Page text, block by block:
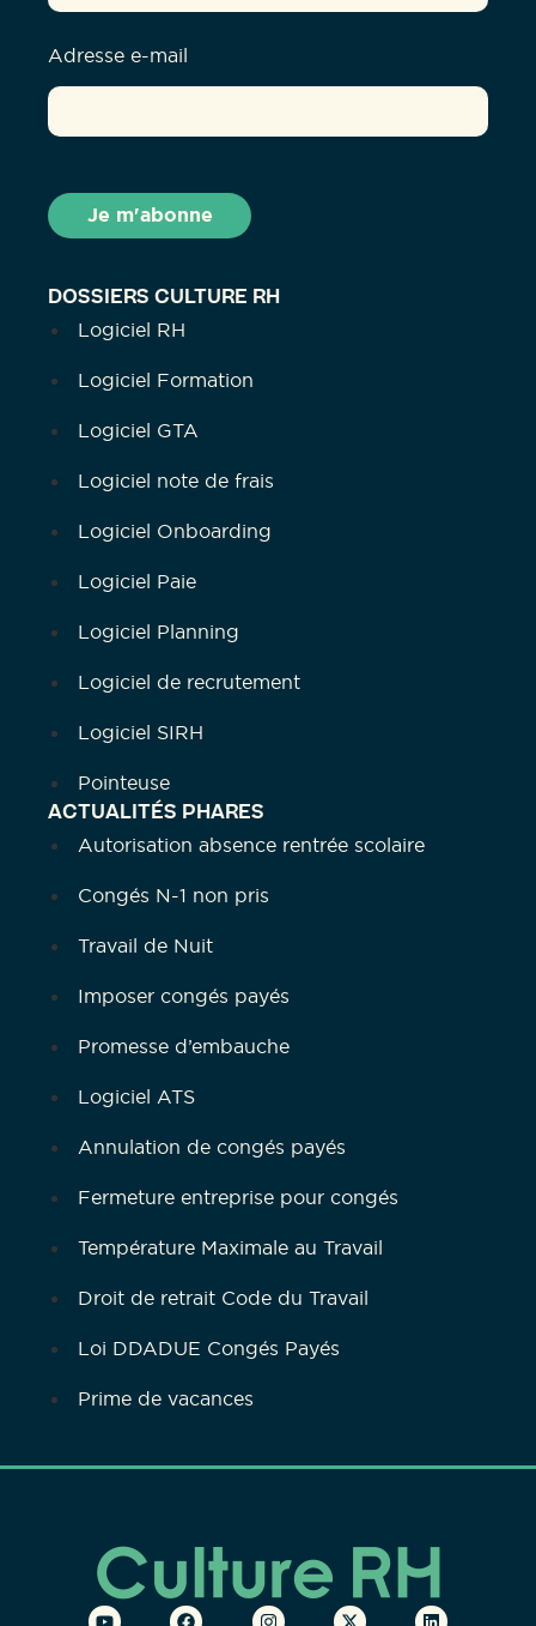
DOSSIERS CULTURE RH
Logiciel RH
Logiciel Formation
Logiciel GTA
Logiciel note de frais
Logiciel Onboarding
Logiciel Paie
Logiciel Planning
Logiciel de recrutement
Logiciel SIRH
Pointeuse
ACTUALITÉS PHARES
Autorisation absence rentrée scolaire
Congés N-1 non pris
Travail de Nuit
Imposer congés payés
Promesse d’embauche
Logiciel ATS
Annulation de congés payés
Fermeture entreprise pour congés
Température Maximale au Travail
Droit de retrait Code du Travail
Loi DDADUE Congés Payés
Prime de vacances
Adresse e-mail